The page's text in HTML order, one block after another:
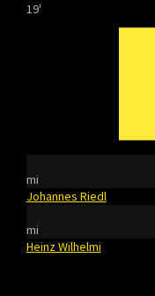
19'
mi
Johannes Riedl
mi
Heinz Wilhelmi